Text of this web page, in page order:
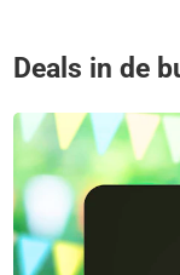
Deals in de